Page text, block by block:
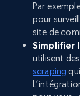
Par
pour
site de
Simplifier
utilisent des
scraping